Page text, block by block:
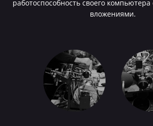
работоспособность своего
вложениями.